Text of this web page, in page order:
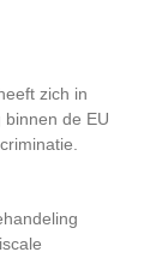
zich in
de EU